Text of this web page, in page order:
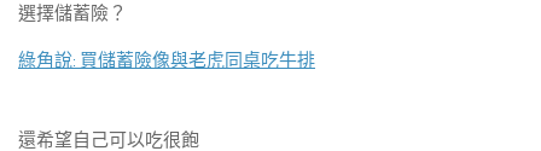
選擇儲蓄險？
綠角說: 買儲蓄險像與老虎同桌吃牛排
還希望自己可以吃很飽